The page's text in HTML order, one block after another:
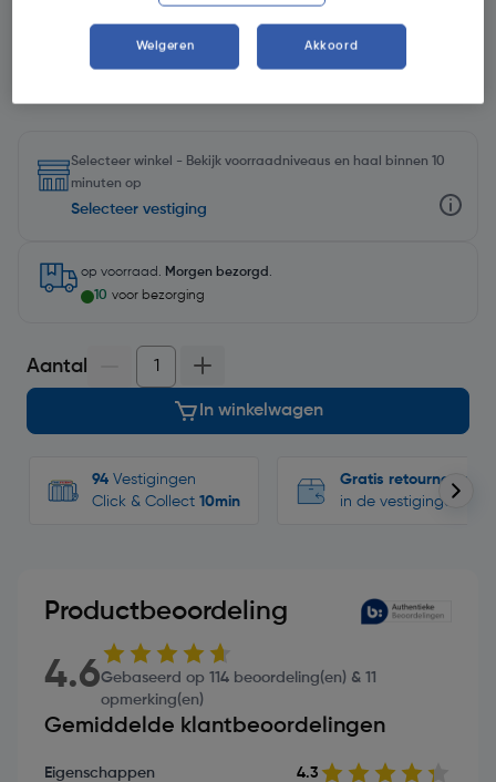
Kies productvariant(6)
Selecteer winkel - Bekijk voorraadniveaus en haal binnen 10
minuten op
Selecteer vestiging
op voorraad. Morgen bezorgd .
10 voor bezorging
Aantal
In winkelwagen
94 Vestigingen
Click & Collect 10min
Gratis retourneren
in de vestigingen
Productbeoordeling
4.6Gebaseerd op 114 beoordeling(en) & 11
opmerking(en)
Gemiddelde klantbeoordelingen
Eigenschappen 4.3
Weigeren Akkoord